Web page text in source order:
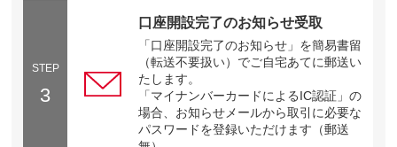
STEP
3
口座開設完了のお知らせ受取
「口座開設完了のお知らせ」を簡易書留
（転送不要扱い）でご自宅あてに郵送い
たします。
「マイナンバーカードによるIC認証」の
場合、お知らせメールから取引に必要な
パスワードを登録いただけます（郵送